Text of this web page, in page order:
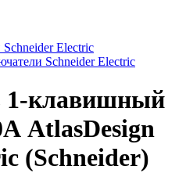
Electric
Schneider Electric
1-клавишный
AtlasDesign
(Schneider)